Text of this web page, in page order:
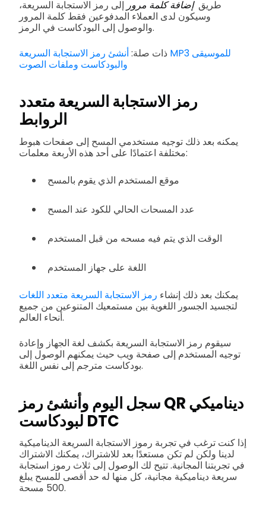
طريقإضافة كلمة مرور إلى رمز الاستجابة السريعة،
وسيكون لدى العملاء المدفوعين فقط كلمة المرور
والوصول إلى البودكاست في الرمز.
ذات صلة:أنشئ رمز الاستجابة السريعة MP3 للموسيقى
والبودكاست وملفات الصوت
رمز الاستجابة السريعة متعدد
الروابط
يمكنه بعد ذلك توجيه مستخدمي المسح إلى صفحات هبوط
مختلفة اعتمادًا على أحد هذه الأربعة معلمات:
موقع المستخدم الذي يقوم بالمسح
عدد المسحات الحالي للكود عند المسح
الوقت الذي يتم فيه مسحه من قبل المستخدم
اللغة على جهاز المستخدم
يمكنك بعد ذلك إنشاء رمز الاستجابة السريعة متعدد اللغات
لتجسيد الجسور اللغوية بين مستمعيك المتنوعين من جميع
أنحاء العالم.
سيقوم رمز الاستجابة السريعة بكشف لغة الجهاز وإعادة
توجيه المستخدم إلى صفحة ويب حيث يمكنهم الوصول إلى
بودكاست مترجم إلى نفس اللغة.
سجل اليوم وأنشئ رمز QR ديناميكي
لبودكاست DTC
إذا كنت ترغب في تجربة رموز الاستجابة السريعة الديناميكية
لدينا ولكن لم تكن مستعدًا بعد للاشتراك، يمكنك الاشتراك
في تجربتنا المجانية. تتيح لك الوصول إلى ثلاث رموز استجابة
سريعة ديناميكية مجانية، كل منها له حد أقصى للمسح يبلغ
500 مسحة.